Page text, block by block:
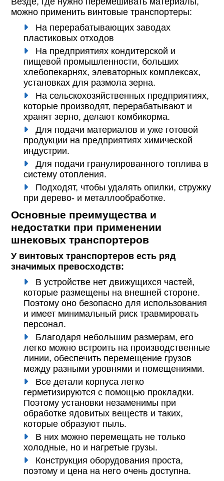
можно применить винтовые транспортеры:
На перерабатывающих заводах
пластиковых отходов
На предприятиях кондитерской и
пищевой промышленности, больших
хлебопекарнях, элеваторных комплексах,
установках для размола зерна.
На сельскохозяйственных предприятиях,
которые производят, перерабатывают и
хранят зерно, делают комбикорма.
Для подачи материалов и уже готовой
продукции на предприятиях химической
индустрии.
Для подачи гранулированного топлива в
систему отопления.
Подходят, чтобы удалять опилки, стружку
при дерево- и металлообработке.
Основные преимущества и
недостатки при применении
шнековых транспортеров
У винтовых транспортеров есть ряд
значимых превосходств:
В устройстве нет движущихся частей,
которые размещены на внешней стороне.
Поэтому оно безопасно для использования
и имеет минимальный риск травмировать
персонал.
Благодаря небольшим размерам, его
легко можно встроить на производственные
линии, обеспечить перемещение грузов
между разными уровнями и помещениями.
Все детали корпуса легко
герметизируются с помощью прокладки.
Поэтому установки незаменимы при
обработке ядовитых веществ и таких,
которые образуют пыль.
В них можно перемещать не только
холодные, но и нагретые грузы.
Конструкция оборудования проста,
поэтому и цена на него очень доступна.